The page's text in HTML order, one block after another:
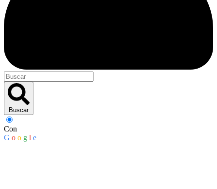
Buscar
Con
G o o g l e